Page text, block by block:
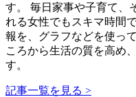
す。 毎日家事や子育て、
れる女性でもスキマ時間
報を、グラフなどを使っ
ころから生活の質を高め
す。
記事一覧を見る >